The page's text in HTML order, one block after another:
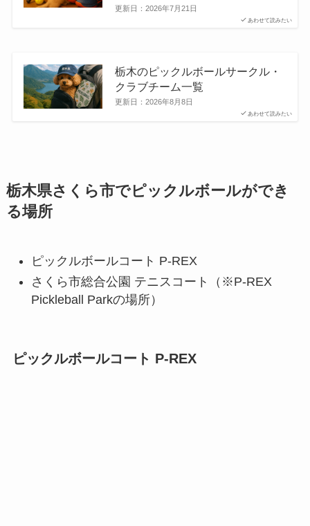
あわせて読みたい
更新日： 2026年7月21日
あわせて読みたい
栃木のピックルボールサークル・
クラブチーム一覧
更新日： 2026年8月8日
栃木県さくら市でピックルボールができ
る場所
ピックルボールコート P-REX
さくら市総合公園 テニスコート（※P-REX
Pickleball Parkの場所）
ピックルボールコート P-REX